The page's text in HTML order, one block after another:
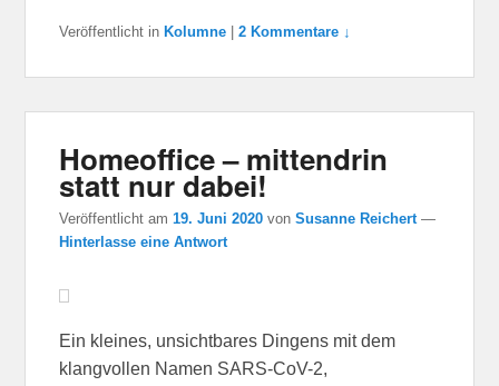
Veröffentlicht in Kolumne |2 Kommentare ↓
Homeoffice – mittendrin
statt nur dabei!
Veröffentlicht am19. Juni 2020 vonSusanne Reichert —
Hinterlasse eine Antwort
Ein kleines, unsichtbares Dingens mit dem
klangvollen Namen SARS-CoV-2,